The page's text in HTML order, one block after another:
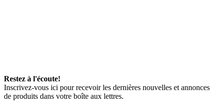
Restez à l'écoute!
Inscrivez-vous ici pour recevoir les dernières nouvelles et annonces
de produits dans votre boîte aux lettres.